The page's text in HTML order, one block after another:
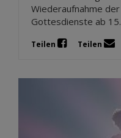
Wiederaufnahme
Gottesdienste ab
Teilen Teilen